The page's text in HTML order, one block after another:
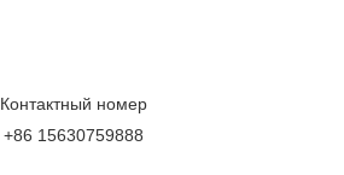
Контактный номер
+86 15630759888